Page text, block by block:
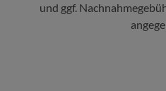
und ggf.